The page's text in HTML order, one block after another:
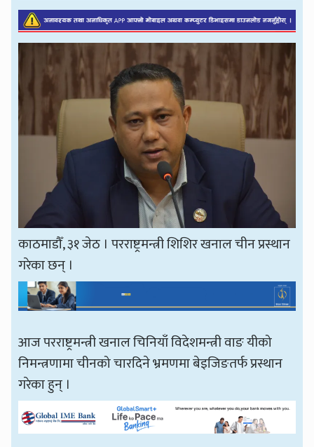
काठमाडौँ, ३१ जेठ । परराष्ट्रमन्त्री शिशिर खनाल चीन प्रस्थान
गरेका छन् ।
आज परराष्ट्रमन्त्री खनाल चिनियाँ विदेशमन्त्री वाङ यीको
निमन्त्रणामा चीनको चारदिने भ्रमणमा बेइजिङतर्फ प्रस्थान
गरेका हुन् ।